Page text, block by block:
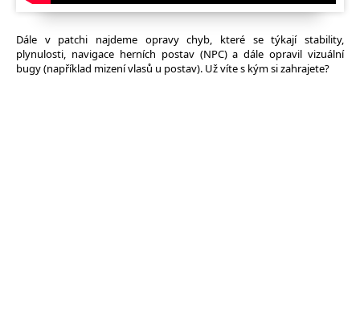
Dále v patchi najdeme opravy chyb, které se týkají stability,
plynulosti, navigace herních postav (NPC) a dále opravil vizuální
bugy (například mizení vlasů u postav). Už víte s kým si zahrajete?